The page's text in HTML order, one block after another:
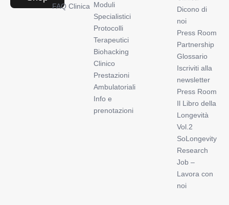
FAQ Clinica Moduli
Specialistici
Protocolli
Terapeutici
Biohacking
Clinico
Prestazioni
Ambulatoriali
Info e
prenotazioni
Dicono di
noi
Press Room
Partnership
Glossario
Iscriviti alla
newsletter
Press Room
Il Libro della
Longevità
Vol.2
SoLongevity
Research
Job –
Lavora con
noi